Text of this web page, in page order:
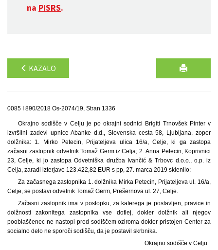
na PISRS.
KAZALO
0085 I 890/2018 Os-2074/19, Stran 1336
Okrajno sodišče v Celju je po okrajni sodnici Brigiti Trnovšek Pinter v
izvršilni zadevi upnice Abanke d.d., Slovenska cesta 58, Ljubljana, zoper
dolžnika: 1. Mirko Petecin, Prijateljeva ulica 16/a, Celje, ki ga zastopa
začasni zastopnik odvetnik Tomaž Germ iz Celja; 2. Anna Petecin, Koprivnici
23, Celje, ki jo zastopa Odvetniška družba Ivančić & Trbovc d.o.o., o.p. iz
Celja, zaradi izterjave 123.422,82 EUR s pp, 27. marca 2019 sklenilo:
Za začasnega zastopnika 1. dolžnika Mirka Petecin, Prijateljeva ul. 16/a,
Celje, se postavi odvetnik Tomaž Germ, Prešernova ul. 27, Celje.
Začasni zastopnik ima v postopku, za katerega je postavljen, pravice in
dolžnosti zakonitega zastopnika vse dotlej, dokler dolžnik ali njegov
pooblaščenec ne nastopi pred sodiščem oziroma dokler pristojen Center za
socialno delo ne sporoči sodišču, da je postavil skrbnika.
Okrajno sodišče v Celju